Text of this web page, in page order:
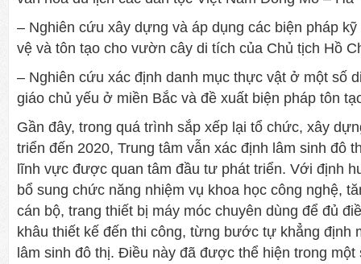
– Nghiên cứu xây dựng và áp dụng các biện pháp
vệ và tôn tạo cho vườn cây di tích của Chủ tịch Hồ
– Nghiên cứu xác định danh mục thực vật ở một số
giáo chủ yếu ở miền Bắc và đề xuất biện pháp tôn
Gần đây, trong quá trình sắp xếp lại tổ chức, xây
triển đến 2020, Trung tâm vẫn xác định lâm sinh đô
lĩnh vực được quan tâm đầu tư phát triển. Với định
bổ sung chức năng nhiệm vụ khoa học công nghệ,
cán bộ, trang thiết bị máy móc chuyên dùng để đủ
khâu thiết kế đến thi công, từng bước tự khẳng định
lâm sinh đô thị. Điều này đã được thể hiện trong một